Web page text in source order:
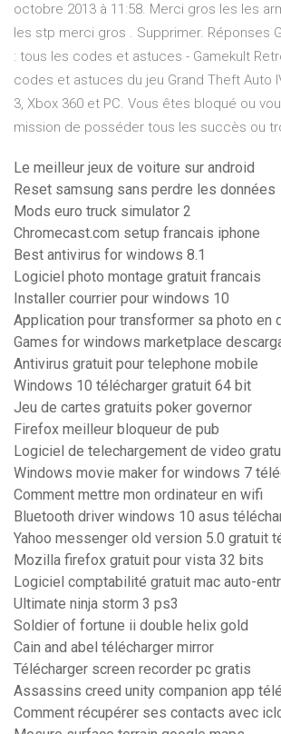
octobre 2013 à 11:58. Merci gros les les
les stp merci gros . Supprimer. Réponses
: tous les codes et astuces - Gamekult
codes et astuces du jeu Grand Theft Auto
3, Xbox 360 et PC. Vous êtes bloqué ou
mission de posséder tous les succès ou
Le meilleur jeux de voiture sur android
Reset samsung sans perdre les données
Mods euro truck simulator 2
Chromecast.com setup francais iphone
Best antivirus for windows 8.1
Logiciel photo montage gratuit francais
Installer courrier pour windows 10
Application pour transformer sa photo en
Games for windows marketplace
Antivirus gratuit pour telephone mobile
Windows 10 télécharger gratuit 64 bit
Jeu de cartes gratuits poker governor
Firefox meilleur bloqueur de pub
Logiciel de telechargement de video
Windows movie maker for windows 7
Comment mettre mon ordinateur en wifi
Bluetooth driver windows 10 asus
Yahoo messenger old version 5.0 gratuit
Mozilla firefox gratuit pour vista 32 bits
Logiciel comptabilité gratuit mac auto-
Ultimate ninja storm 3 ps3
Soldier of fortune ii double helix gold
Cain and abel télécharger mirror
Télécharger screen recorder pc gratis
Assassins creed unity companion app
Comment récupérer ses contacts avec